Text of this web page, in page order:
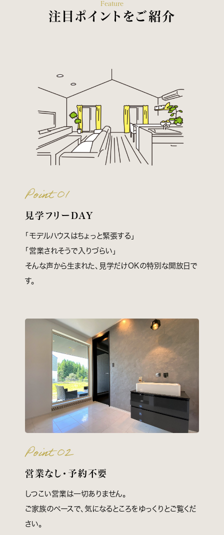
Feature
注目ポイントをご紹介
Point 01
見学フリーDAY
「モデルハウスはちょっと緊張する」
「営業されそうで入りづらい」
そんな声から生まれた、見学だけOKの特別な開放日で
す。
Point 02
営業なし・予約不要
しつこい営業は一切ありません。
ご家族のペースで、気になるところをゆっくりとご覧くだ
さい。